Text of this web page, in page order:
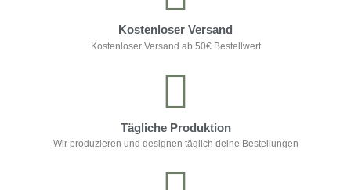
Kostenloser Versand
Kostenloser Versand ab 50€ Bestellwert
Tägliche Produktion
Wir produzieren und designen täglich deine Bestellungen